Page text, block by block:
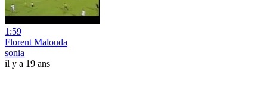
1:59
Florent Malouda
sonia
il y a 19 ans